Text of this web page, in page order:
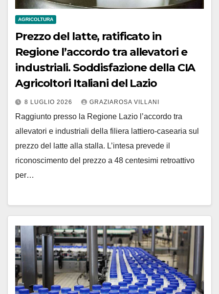
AGRICOLTURA
Prezzo del latte, ratificato in
Regione l’accordo tra allevatori e
industriali. Soddisfazione della CIA
Agricoltori Italiani del Lazio
8 LUGLIO 2026 GRAZIAROSA VILLANI
Raggiunto presso la Regione Lazio l’accordo tra
allevatori e industriali della filiera lattiero-casearia sul
prezzo del latte alla stalla. L’intesa prevede il
riconoscimento del prezzo a 48 centesimi retroattivo
per…